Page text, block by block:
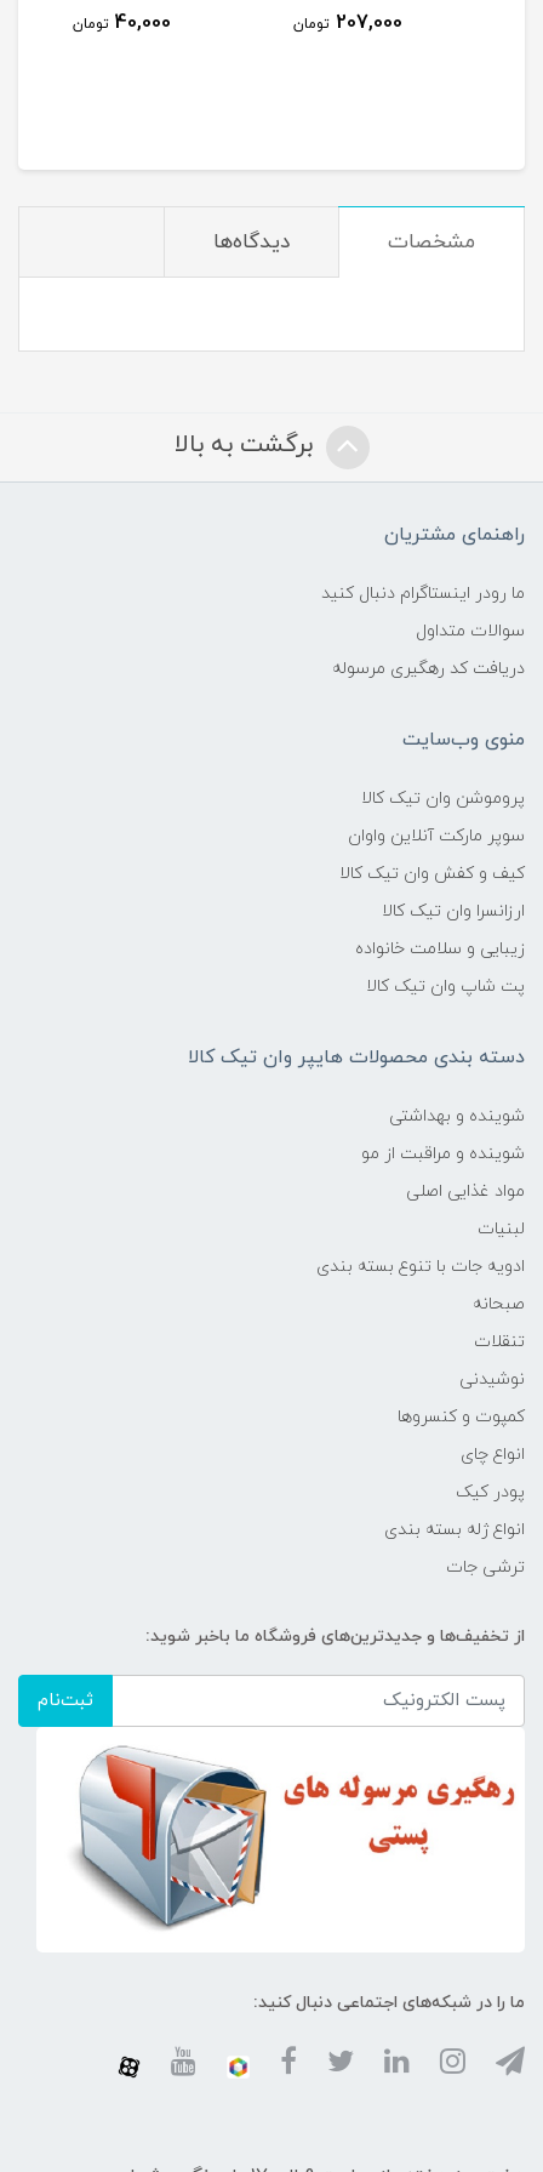
207,000 تومان 40,000 تومان
مشخصات دیدگاه‌ها
برگشت به بالا
راهنمای مشتریان
ما رودر اینستاگرام دنبال کنید
سوالات متداول
دریافت کد رهگیری مرسوله
منوی وب‌سایت
پروموشن وان تیک کالا
سوپر مارکت آنلاین واوان
کیف و کفش وان تیک کالا
ارزانسرا وان تیک کالا
زیبایی و سلامت خانواده
پت شاپ وان تیک کالا
دسته بندی محصولات هایپر وان تیک کالا
شوینده و بهداشتی
شوینده و مراقبت از مو
مواد غذایی اصلی
لبنیات
ادویه جات با تنوع بسته بندی
صبحانه
تنقلات
نوشیدنی
کمپوت و کنسروها
انواع چای
پودر کیک
انواع ژله بسته بندی
ترشی جات
از تخفیف‌ها و جدیدترین‌های فروشگاه ما باخبر شوید:
ثبت‌نام
ما را در شبکه‌های اجتماعی دنبال کنید: